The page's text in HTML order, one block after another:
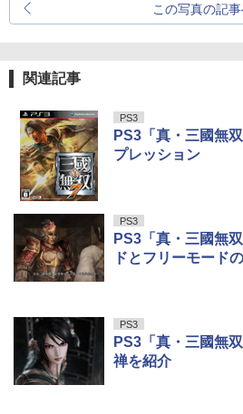
この写真の記
関連記事
PS3
PS3「真・三國無
プレッション
PS3
PS3「真・三國無
ドとフリーモード
PS3
PS3「真・三國無
禅を紹介